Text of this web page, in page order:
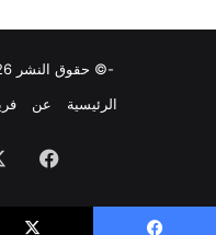
-© حقوق النشر 2026، جميع الحقوق محفوظة
الرئيسية
عن